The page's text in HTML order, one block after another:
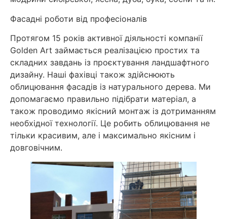
Фасадні роботи від професіоналів
Протягом 15 років активної діяльності компанії
Golden Art займається реалізацією простих та
складних завдань із проєктування ландшафтного
дизайну. Наші фахівці також здійснюють
облицювання фасадів із натурального дерева. Ми
допомагаємо правильно підібрати матеріал, а
також проводимо якісний монтаж із дотриманням
необхідної технології. Це робить облицювання не
тільки красивим, але і максимально якісним і
довговічним.